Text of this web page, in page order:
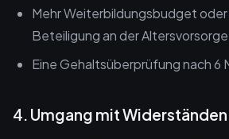
Mehr Weiterbildungsbudget
Beteiligung an der
Eine Gehaltsüberprüfung nach 6
4. Umgang mit Widerständen